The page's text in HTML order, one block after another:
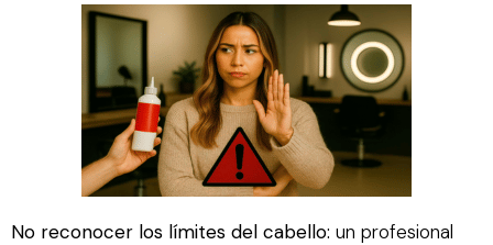
No reconocer los límites del cabello: un profesional